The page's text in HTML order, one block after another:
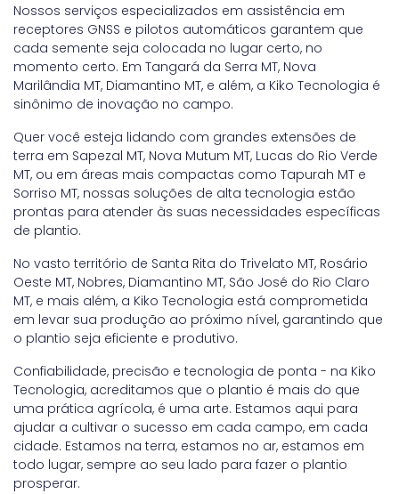
Nossos serviços especializados em assistência em
receptores GNSS e pilotos automáticos garantem que
cada semente seja colocada no lugar certo, no
momento certo. Em Tangará da Serra MT, Nova
Marilândia MT, Diamantino MT, e além, a Kiko Tecnologia é
sinônimo de inovação no campo.
Quer você esteja lidando com grandes extensões de
terra em Sapezal MT, Nova Mutum MT, Lucas do Rio Verde
MT, ou em áreas mais compactas como Tapurah MT e
Sorriso MT, nossas soluções de alta tecnologia estão
prontas para atender às suas necessidades específicas
de plantio.
No vasto território de Santa Rita do Trivelato MT, Rosário
Oeste MT, Nobres, Diamantino MT, São José do Rio Claro
MT, e mais além, a Kiko Tecnologia está comprometida
em levar sua produção ao próximo nível, garantindo que
o plantio seja eficiente e produtivo.
Confiabilidade, precisão e tecnologia de ponta - na Kiko
Tecnologia, acreditamos que o plantio é mais do que
uma prática agrícola, é uma arte. Estamos aqui para
ajudar a cultivar o sucesso em cada campo, em cada
cidade. Estamos na terra, estamos no ar, estamos em
todo lugar, sempre ao seu lado para fazer o plantio
prosperar.